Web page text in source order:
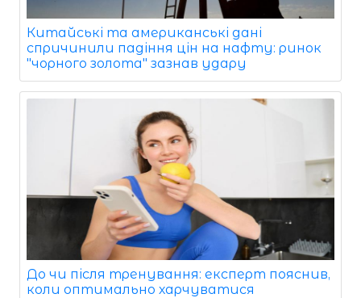
Китайські та американські дані
спричинили падіння цін на нафту: ринок
"чорного золота" зазнав удару
До чи після тренування: експерт пояснив,
коли оптимально харчуватися